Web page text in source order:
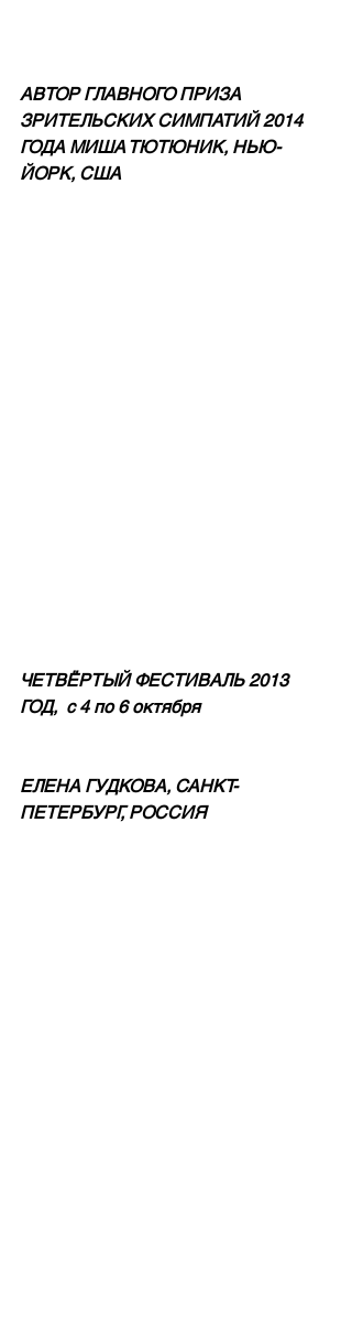
АВТОР ГЛАВНОГО ПРИЗА
ЗРИТЕЛЬСКИХ СИМПАТИЙ 2014
ГОДА МИША ТЮТЮНИК, НЬЮ-
ЙОРК, США
ЧЕТВЁРТЫЙ ФЕСТИВАЛЬ 2013
ГОД,  с 4 по 6 октября
ЕЛЕНА ГУДКОВА, САНКТ-
ПЕТЕРБУРГ, РОССИЯ